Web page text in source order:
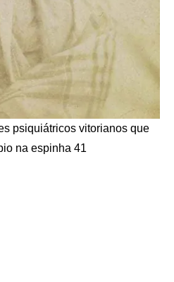
psiquiátricos vitorianos que
na espinha 41